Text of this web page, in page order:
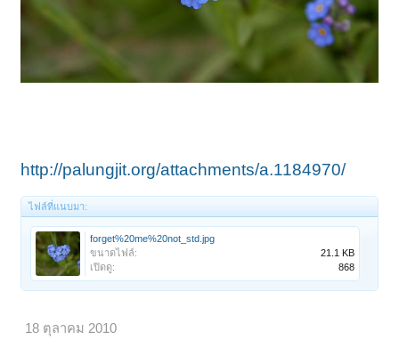
http://palungjit.org/attachments/a.1184970/
ไฟล์ที่แนบมา:
forget%20me%20not_std.jpg
ขนาดไฟล์:
21.1 KB
เปิดดู:
868
18 ตุลาคม 2010